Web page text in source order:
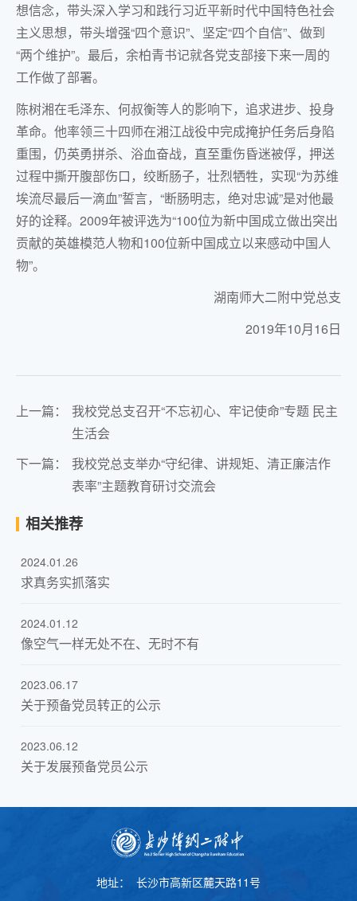
想信念，带头深入学习和践行习近平新时代中国特色社会
主义思想，带头增强“四个意识”、坚定“四个自信”、做到
“两个维护”。最后，余柏青书记就各党支部接下来一周的
工作做了部署。
陈树湘在毛泽东、何叔衡等人的影响下，追求进步、投身
革命。他率领三十四师在湘江战役中完成掩护任务后身陷
重围，仍英勇拼杀、浴血奋战，直至重伤昏迷被俘，押送
过程中撕开腹部伤口，绞断肠子，壮烈牺牲，实现“为苏维
埃流尽最后一滴血”誓言，“断肠明志，绝对忠诚”是对他最
好的诠释。2009年被评选为“100位为新中国成立做出突出
贡献的英雄模范人物和100位新中国成立以来感动中国人
物”。
湖南师大二附中党总支
2019年10月16日
上一篇：
我校党总支召开“不忘初心、牢记使命”专题 民主
生活会
下一篇：
我校党总支举办“守纪律、讲规矩、清正廉洁作
表率”主题教育研讨交流会
相关推荐
2024.01.26
求真务实抓落实
2024.01.12
像空气一样无处不在、无时不有
2023.06.17
关于预备党员转正的公示
2023.06.12
关于发展预备党员公示
地址：
长沙市高新区麓天路11号